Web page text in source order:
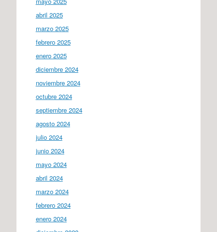
abril 2025
marzo 2025
febrero 2025
enero 2025
diciembre 2024
noviembre 2024
octubre 2024
septiembre 2024
agosto 2024
julio 2024
junio 2024
mayo 2024
abril 2024
marzo 2024
febrero 2024
enero 2024